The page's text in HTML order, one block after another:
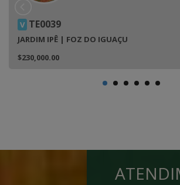
V TE0039
JARDIM IPÊ | FOZ DO IGUAÇU
$230,000.00